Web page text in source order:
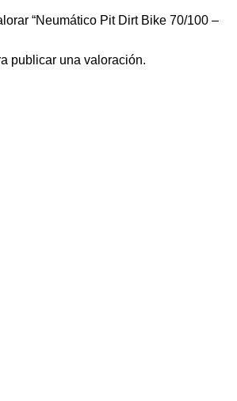
“Neumático Pit Dirt Bike 70/100 –
publicar una valoración.